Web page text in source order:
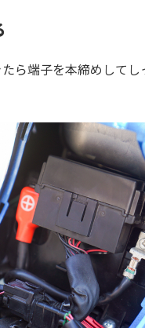
ら端子を本締めしてし